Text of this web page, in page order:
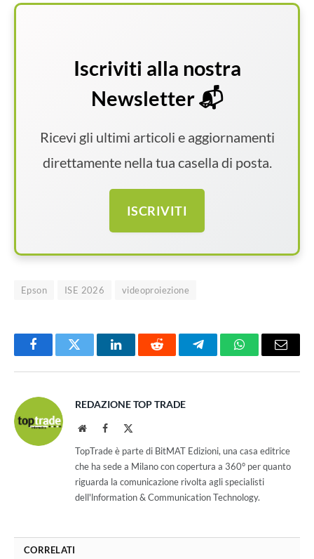
Iscriviti alla nostra
Newsletter 📬
Ricevi gli ultimi articoli e aggiornamenti
direttamente nella tua casella di posta.
ISCRIVITI
Epson ISE 2026 videoproiezione
FacebookTwitter LinkedInReddit TelegramWhatsAppEmail
REDAZIONE TOP TRADE
WebsiteFacebook
TopTrade è parte di BitMAT Edizioni, una casa editrice
che ha sede a Milano con copertura a 360° per quanto
riguarda la comunicazione rivolta agli specialisti
dell'lnformation & Communication Technology.
CORRELATI